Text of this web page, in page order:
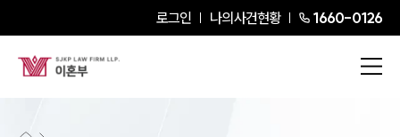
로그인 나의사건현황 1660-0126